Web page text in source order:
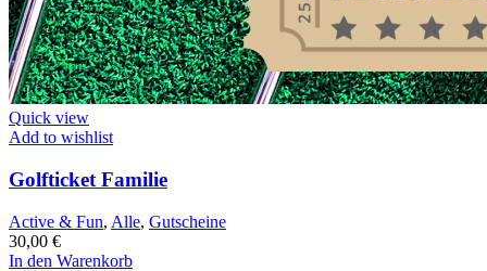
Quick view
Add to wishlist
Golfticket Familie
Active & Fun, Alle, Gutscheine
30,00 €
In den Warenkorb